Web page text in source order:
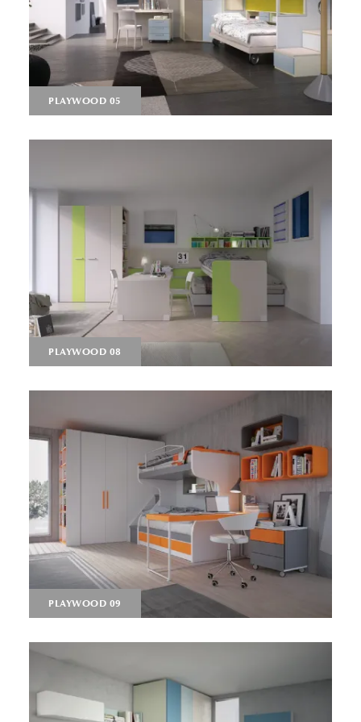
PLAYWOOD 05
PLAYWOOD 08
PLAYWOOD 09